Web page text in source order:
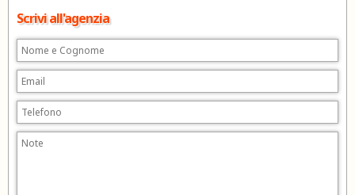
Scrivi all'agenzia